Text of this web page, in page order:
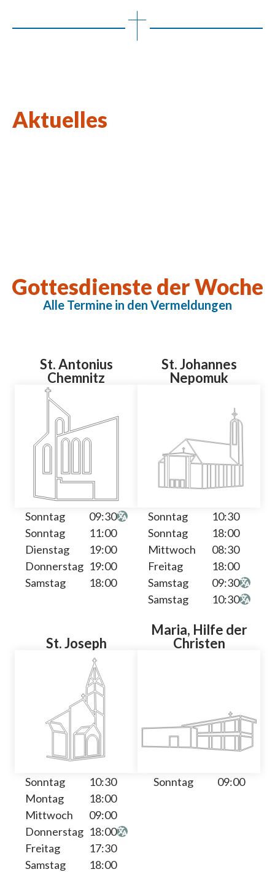
AktuellesWort des Lebens August 2026
Gottesdienste der Woche
Alle Termine in den Vermeldungen
St. Antonius
Chemnitz
Sonntag
09:30
Sonntag
11:00
Dienstag
19:00
Donnerstag 19:00
Samstag
18:00
St. Johannes
Nepomuk
Sonntag
10:30
Sonntag
18:00
Mittwoch
08:30
Freitag
18:00
Samstag
09:30
Samstag
10:30
St. Joseph
Sonntag
10:30
Montag
18:00
Mittwoch
09:00
Donnerstag 18:00
Freitag
17:30
Samstag
18:00
Maria, Hilfe der
Christen
Sonntag 09:00